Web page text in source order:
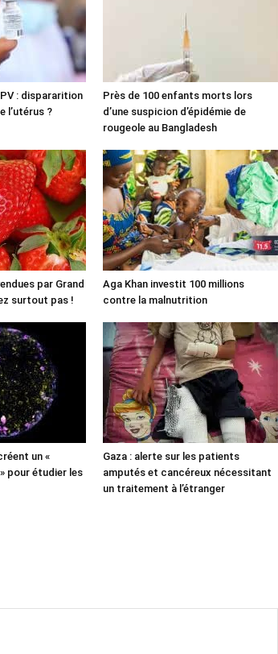
: dispararition
l’utérus ?
Près de 100 enfants morts lors
d’une suspicion d’épidémie de
rougeole au Bangladesh
par Grand
surtout pas !
Aga Khan investit 100 millions
contre la malnutrition
un «
pour étudier les
Gaza : alerte sur les patients
amputés et cancéreux nécessitant
un traitement à l’étranger